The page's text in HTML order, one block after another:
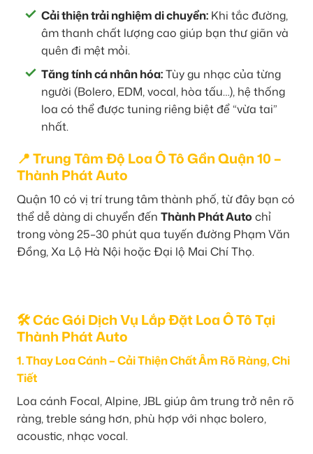
Cải thiện trải nghiệm di chuyển: Khi tắc đường,
âm thanh chất lượng cao giúp bạn thư giãn và
quên đi mệt mỏi.
Tăng tính cá nhân hóa:Tùy gu nhạc của từng
người (Bolero, EDM, vocal, hòa tấu…), hệ thống
loa có thể được tuning riêng biệt để “vừa tai”
nhất.
📍 Trung Tâm Độ Loa Ô Tô Gần Quận 10 –
Thành Phát Auto
Quận 10 có vị trí trung tâm thành phố, từ đây bạn có
thể dễ dàng di chuyển đến Thành Phát Auto chỉ
trong vòng 25–30 phút qua tuyến đường Phạm Văn
Đồng, Xa Lộ Hà Nội hoặc Đại lộ Mai Chí Thọ.
🛠️ Các Gói Dịch Vụ Lắp Đặt Loa Ô Tô Tại
Thành Phát Auto
1. Thay Loa Cánh – Cải Thiện Chất Âm Rõ Ràng, Chi
Tiết
Loa cánh Focal, Alpine, JBL giúp âm trung trở nên rõ
ràng, treble sáng hơn, phù hợp với nhạc bolero,
acoustic, nhạc vocal.